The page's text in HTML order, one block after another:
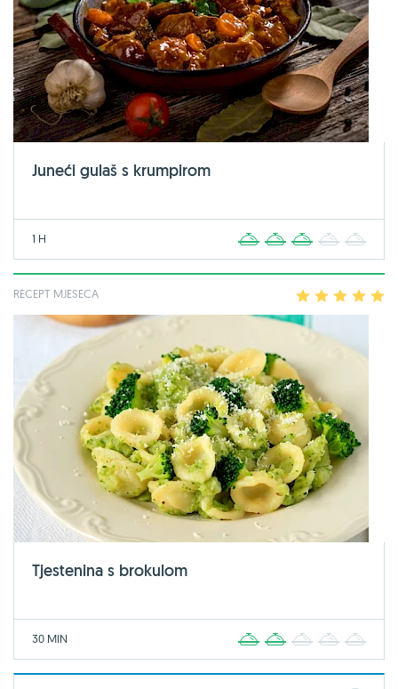
Juneći gulaš s krumpirom
1 H 2 3 4
RECEPT MJESECA 2 3 4
Tjestenina s brokulom
30 MIN 2 3 4